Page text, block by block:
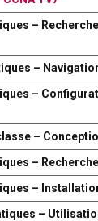
–
–
–
–
–
–
–